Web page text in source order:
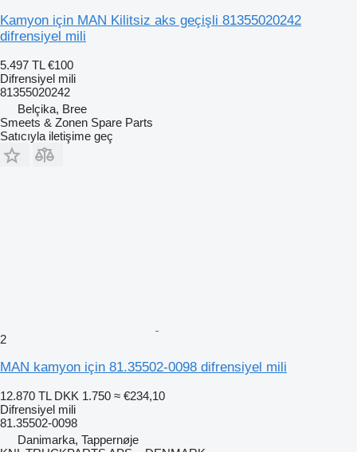
Kamyon için MAN Kilitsiz aks geçişli 81355020242
difrensiyel mili
5.497 TL €100
Difrensiyel mili
81355020242
Belçika, Bree
Smeets & Zonen Spare Parts
Satıcıyla iletişime geç
2
MAN kamyon için 81.35502-0098 difrensiyel mili
12.870 TL DKK 1.750 ≈ €234,10
Difrensiyel mili
81.35502-0098
Danimarka, Tappernøje